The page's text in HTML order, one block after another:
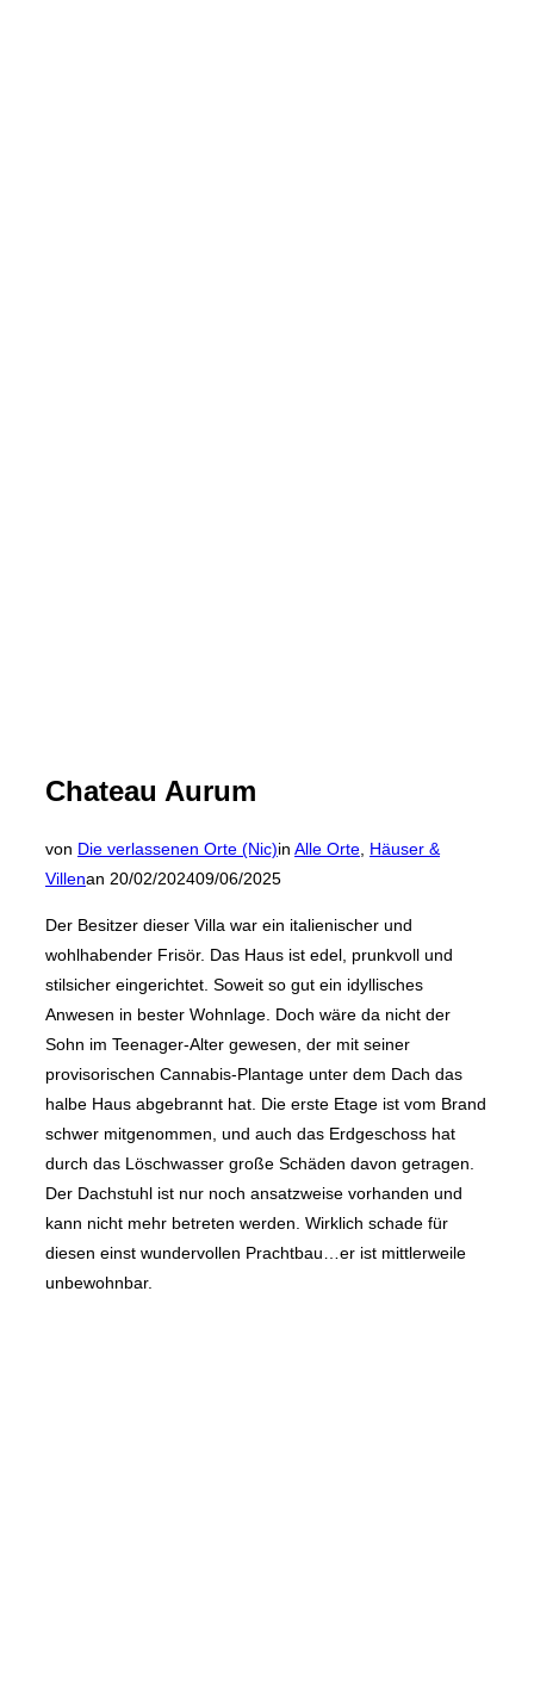
Chateau Aurum
von Die verlassenen Orte (Nic)in Alle Orte Häuser &
Villenan Veröffentlicht
20/02/202409/06/2025
Der Besitzer dieser Villa war ein italienischer und
wohlhabender Frisör. Das Haus ist edel, prunkvoll und
stilsicher eingerichtet. Soweit so gut ein idyllisches
Anwesen in bester Wohnlage. Doch wäre da nicht der
Sohn im Teenager-Alter gewesen, der mit seiner
provisorischen Cannabis-Plantage unter dem Dach das
halbe Haus abgebrannt hat. Die erste Etage ist vom Brand
schwer mitgenommen, und auch das Erdgeschoss hat
durch das Löschwasser große Schäden davon getragen.
Der Dachstuhl ist nur noch ansatzweise vorhanden und
kann nicht mehr betreten werden. Wirklich schade für
diesen einst wundervollen Prachtbau…er ist mittlerweile
unbewohnbar.